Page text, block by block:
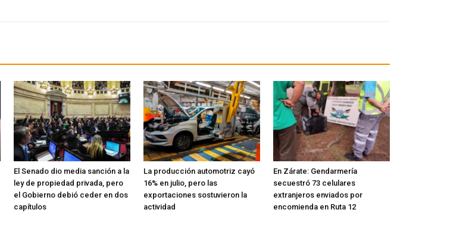
El Senado dio media sanción a la
ley de propiedad privada, pero
el Gobierno debió ceder en dos
capítulos
La producción automotriz cayó
16% en julio, pero las
exportaciones sostuvieron la
actividad
En Zárate: Gendarmería
secuestró 73 celulares
extranjeros enviados por
encomienda en Ruta 12